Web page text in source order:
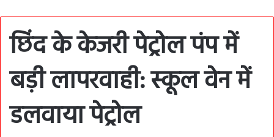
छिंद के केजरी पेट्रोल पंप में
बड़ी लापरवाही: स्कूल वेन में
डलवाया पेट्रोल